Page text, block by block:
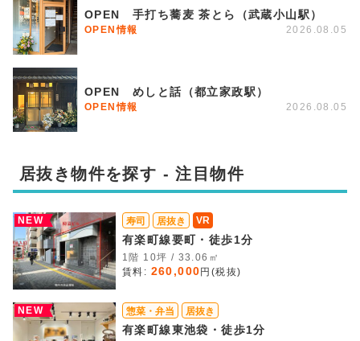
OPEN 手打ち蕎麦 茶とら（武蔵小山駅）
OPEN情報 2026.08.05
OPEN めしと話（都立家政駅）
OPEN情報 2026.08.05
居抜き物件を探す - 注目物件
NEW 寿司 居抜き VR
有楽町線要町・徒歩1分
1階 10坪 / 33.06㎡
賃料: 260,000 円(税抜)
NEW 惣菜・弁当 居抜き
有楽町線東池袋・徒歩1分